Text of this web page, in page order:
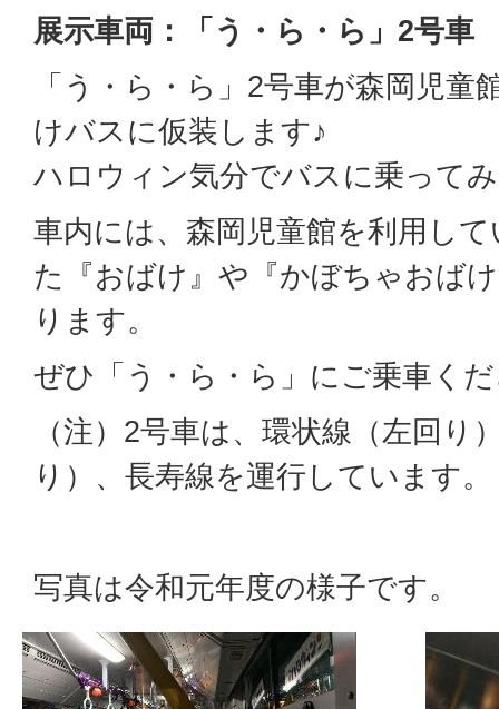
展示車両：「う・ら・ら」2号車
「う・ら・ら」2号車が森岡児童
けバスに仮装します♪
ハロウィン気分でバスに乗って
車内には、森岡児童館を利用し
た『おばけ』や『かぼちゃおば
ります。
ぜひ「う・ら・ら」にご乗車く
（注）2号車は、環状線（左回り
り）、長寿線を運行しています。
写真は令和元年度の様子です。